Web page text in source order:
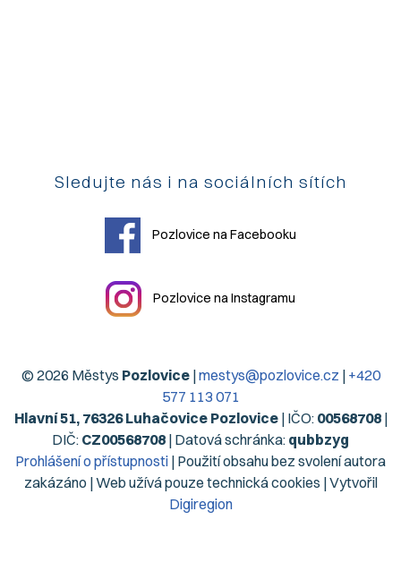
Sledujte nás i na sociálních sítích
Pozlovice na Facebooku
Pozlovice na Instagramu
© 2026 Městys Pozlovice|mestys@pozlovice.cz | +420
577 113 071
Hlavní 51, 76326 Luhačovice Pozlovice| IČO: 00568708|
DIČ: CZ00568708 | Datová schránka: qubbzyg
Prohlášení o přístupnosti | Použití obsahu bez svolení autora
zakázáno | Web užívá pouze technická cookies | Vytvořil
Digiregion